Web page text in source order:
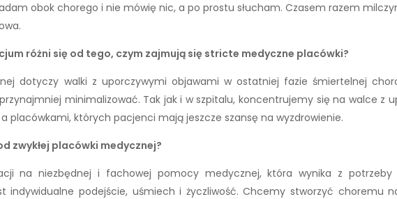
obok chorego i nie mówię nic, a po prostu słucham. Czasem razem
różni się od tego, czym zajmują się stricte medyczne placówki?
dotyczy walki z uporczywymi objawami w ostatniej fazie śmiertelnej
minimalizować. Tak jak i w szpitalu, koncentrujemy się na walce z
placówkami, których pacjenci mają jeszcze szansę na wyzdrowienie.
zwykłej placówki medycznej?
na niezbędnej i fachowej pomocy medycznej, która wynika z potrzeby
podejście, uśmiech i życzliwość. Chcemy stworzyć choremu